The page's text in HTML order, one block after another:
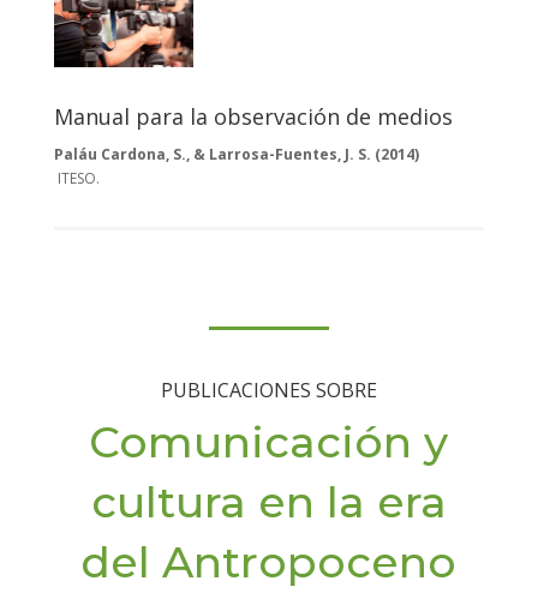
Manual para la observación de medios
Paláu Cardona, S., & Larrosa-Fuentes, J. S. (2014)
ITESO.
PUBLICACIONES SOBRE
Comunicación y
cultura en la era
del Antropoceno